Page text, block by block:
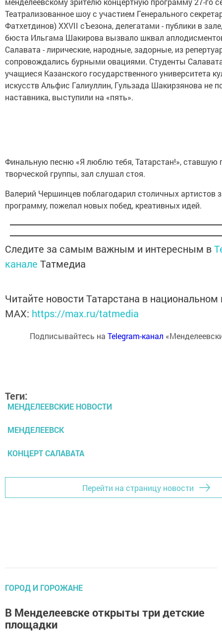
Театрализованное шоу с участием Генерального
Фатхетдинов) XXVII сЪезона, делегатами - публики в
бюста Ильгама Шакирова вызвало шквал
Салавата - лирические, народные, задорные, из
сопровождались бурными овациями. Студенты
учащиеся Казанского государственного университета
искусств Альфис Галиуллин, Гульзада Шакирзянова не
наставника, выступили на «пять».
Финальную песню «Я люблю тебя, Татарстан!», ставшую
творческой группы, зал слушал стоя.
Валерий Чершинцев поблагодарил столичных артистов
программу, пожелал новых побед, креативных идей.
Следите за самым важным и интересным в
канале Татмедиа
Читайте новости Татарстана в
MАХ: https://max.ru/tatmedia
Подписывайтесь на Telegram-канал
Теги:
МЕНДЕЛЕЕВСКИЕ НОВОСТИ
МЕНДЕЛЕЕВСК
КОНЦЕРТ САЛАВАТА
Перейти на страницу новости
ГОРОД И ГОРОЖАНЕ
В Менделеевске открыты три детские
площадки